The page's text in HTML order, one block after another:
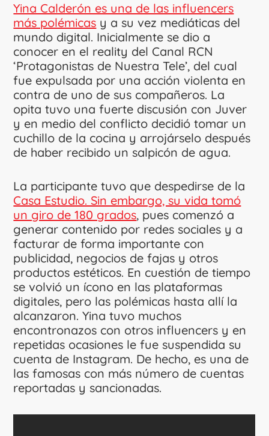
Yina Calderón es una de las influencers
más polémicas y a su vez mediáticas del
mundo digital. Inicialmente se dio a
conocer en el reality del Canal RCN
‘Protagonistas de Nuestra Tele’, del cual
fue expulsada por una acción violenta en
contra de uno de sus compañeros. La
opita tuvo una fuerte discusión con Juver
y en medio del conflicto decidió tomar un
cuchillo de la cocina y arrojárselo después
de haber recibido un salpicón de agua.
La participante tuvo que despedirse de la
Casa Estudio. Sin embargo, su vida tomó
un giro de 180 grados, pues comenzó a
generar contenido por redes sociales y a
facturar de forma importante con
publicidad, negocios de fajas y otros
productos estéticos. En cuestión de tiempo
se volvió un ícono en las plataformas
digitales, pero las polémicas hasta allí la
alcanzaron. Yina tuvo muchos
encontronazos con otros influencers y en
repetidas ocasiones le fue suspendida su
cuenta de Instagram. De hecho, es una de
las famosas con más número de cuentas
reportadas y sancionadas.